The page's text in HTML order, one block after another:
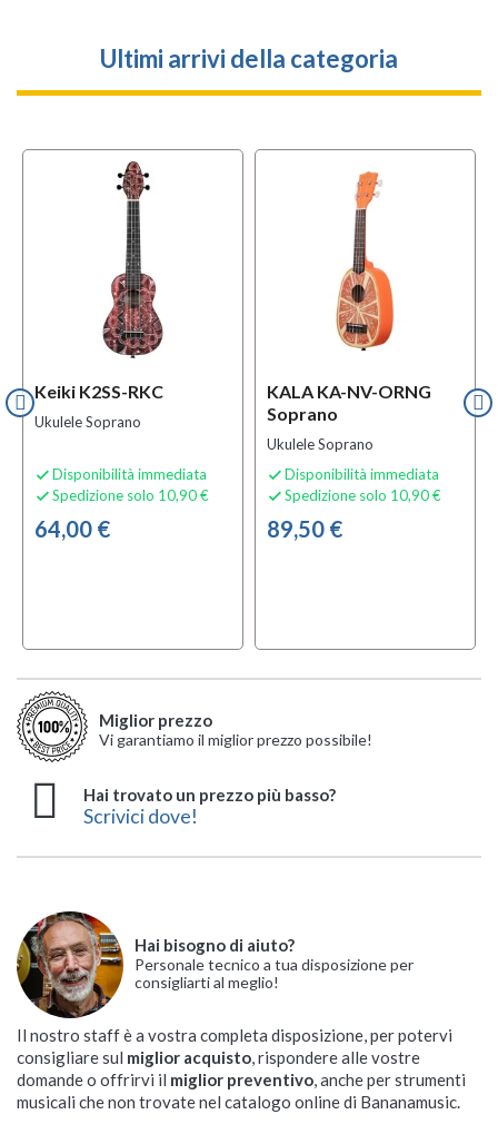
Ultimi arrivi della categoria
Keiki K2SS-RKC
Ukulele Soprano
 Disponibilità immediata
 Spedizione solo 10,90 €
64,00 €
KALA KA-NV-ORNG
Soprano
Ukulele Soprano
 Disponibilità immediata
 Spedizione solo 10,90 €
89,50 €
Miglior prezzo
Vi garantiamo il miglior prezzo possibile!
Hai trovato un prezzo più basso?
Scrivici dove!
Hai bisogno di aiuto?
Personale tecnico a tua disposizione per
consigliarti al meglio!
Il nostro staff è a vostra completa disposizione, per potervi
consigliare sul miglior acquisto, rispondere alle vostre
domande o offrirvi il miglior preventivo, anche per strumenti
musicali che non trovate nel catalogo online di Bananamusic.